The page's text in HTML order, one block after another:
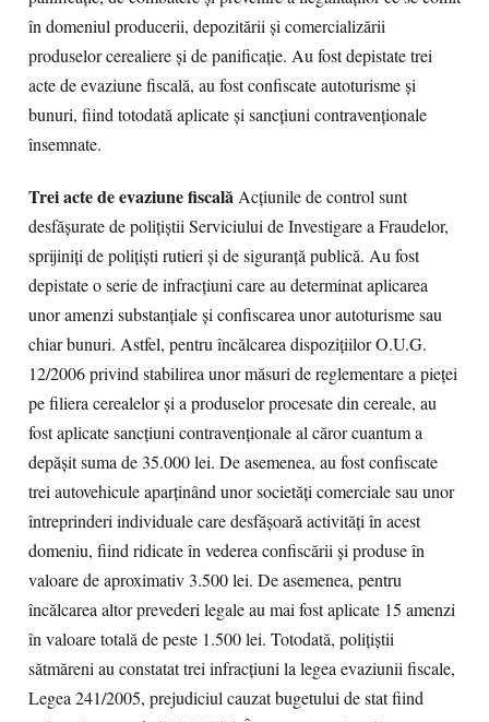
în domeniul producerii, depozitării şi comercializării
produselor cerealiere şi de panificaţie. Au fost depistate trei
acte de evaziune fiscală, au fost confiscate autoturisme şi
bunuri, fiind totodată aplicate şi sancţiuni contravenţionale
însemnate.
Trei acte de evaziune fiscalăAcţiunile de control sunt
desfăşurate de poliţiştii Serviciului de Investigare a Fraudelor,
sprijiniţi de poliţişti rutieri şi de siguranţă publică. Au fost
depistate o serie de infracţiuni care au determinat aplicarea
unor amenzi substanţiale şi confiscarea unor autoturisme sau
chiar bunuri. Astfel, pentru încălcarea dispoziţiilor O.U.G.
12/2006 privind stabilirea unor măsuri de reglementare a pieţei
pe filiera cerealelor şi a produselor procesate din cereale, au
fost aplicate sancţiuni contravenţionale al căror cuantum a
depăşit suma de 35.000 lei. De asemenea, au fost confiscate
trei autovehicule aparţinând unor societăţi comerciale sau unor
întreprinderi individuale care desfăşoară activităţi în acest
domeniu, fiind ridicate în vederea confiscării şi produse în
valoare de aproximativ 3.500 lei. De asemenea, pentru
încălcarea altor prevederi legale au mai fost aplicate 15 amenzi
în valoare totală de peste 1.500 lei. Totodată, poliţiştii
sătmăreni au constatat trei infracţiuni la legea evaziunii fiscale,
Legea 241/2005, prejudiciul cauzat bugetului de stat fiind